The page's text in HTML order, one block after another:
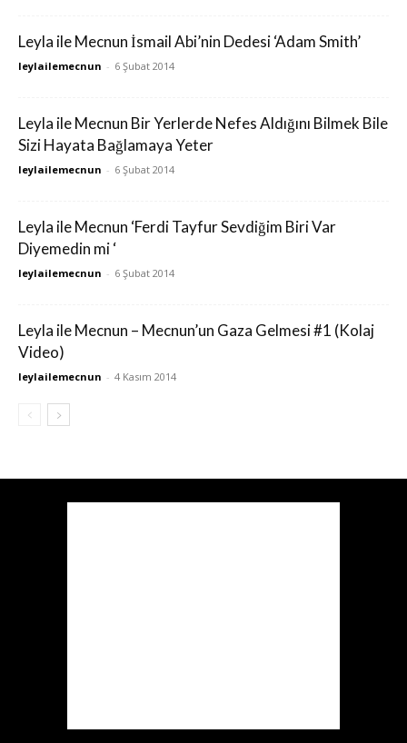
Leyla ile Mecnun İsmail Abi’nin Dedesi ‘Adam Smith’
leylailemecnun - 6 Şubat 2014
Leyla ile Mecnun Bir Yerlerde Nefes Aldığını Bilmek Bile
Sizi Hayata Bağlamaya Yeter
leylailemecnun - 6 Şubat 2014
Leyla ile Mecnun ‘Ferdi Tayfur Sevdiğim Biri Var
Diyemedin mi ‘
leylailemecnun - 6 Şubat 2014
Leyla ile Mecnun – Mecnun’un Gaza Gelmesi #1 (Kolaj
Video)
leylailemecnun - 4 Kasım 2014